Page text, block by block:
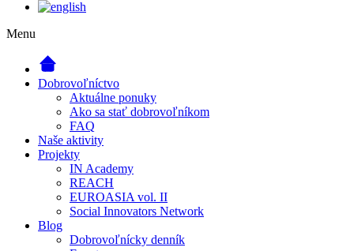
Menu
Dobrovoľníctvo
Aktuálne ponuky
Ako sa stať dobrovoľníkom
FAQ
Naše aktivity
Projekty
IN Academy
REACH
EUROASIA vol. II
Social Innovators Network
Blog
Dobrovoľnícky denník